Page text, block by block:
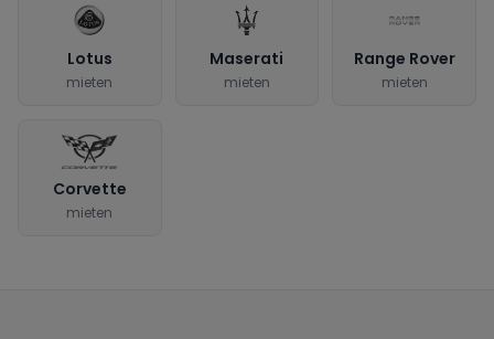
Lotus
mieten
Maserati
mieten
Range Rover
mieten
Corvette
mieten